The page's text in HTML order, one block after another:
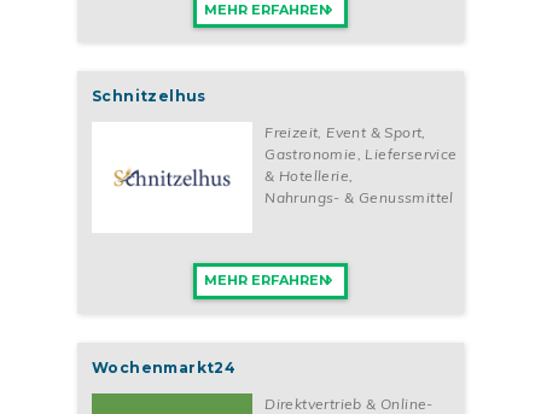
MEHR ERFAHREN
Schnitzelhus
Freizeit, Event & Sport,
Gastronomie, Lieferservice
& Hotellerie,
Nahrungs- & Genussmittel
MEHR ERFAHREN
Wochenmarkt24
Direktvertrieb & Online-